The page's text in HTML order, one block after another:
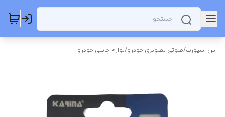
اس اسپورت/صوتی تصویری خودرو/لوازم جانبی خودرو